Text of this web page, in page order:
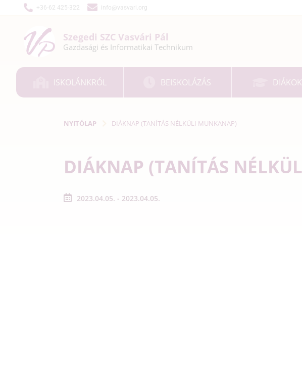
+36-62 425-322 info@vasvari.org
Szegedi SZC Vasvári Pál
Gazdasági és Informatikai Technikum
ISKOLÁNKRÓL BEISKOLÁZÁS
NYITÓLAP DIÁKNAP (TANÍTÁS NÉLKÜLI MUNKANAP)
DIÁKNAP (TANÍTÁS
2023.04.05. - 2023.04.05.